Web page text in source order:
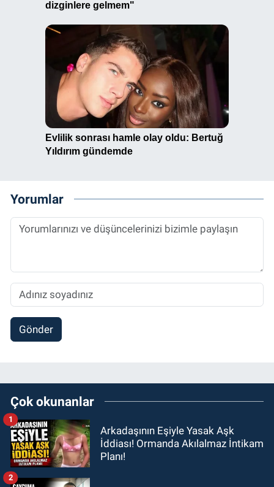
Yorumlar
Gönder
Çok okunanlar
Arkadaşının Eşiyle Yasak Aşk
İddiası! Ormanda Akılalmaz İntikam
Planı!
1
2